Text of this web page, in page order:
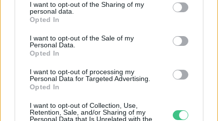
I want to opt-out of the Sharing of my
personal data.
Opted In
I want to opt-out of the Sale of my
Personal Data.
Opted In
I want to opt-out of processing my
Personal Data for Targeted Advertising.
Opted In
I want to opt-out of Collection, Use,
Retention, Sale, and/or Sharing of my
Personal Data that Is Unrelated with the
és két vérebbel indultunk, már
dicsőséget sem remélve, csak
Istenben bízva. Delelő tájt
értünk a bestia nyomába. […] A
fenevad hátsó lábai épp a
földhöz értek, szárnyai sebesen
vertek. Az ördög maga nézett